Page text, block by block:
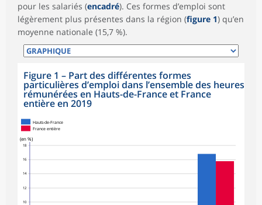
pour les salariés (encadré). Ces formes d’emploi sont
légèrement plus présentes dans la région (figure 1) qu’en
moyenne nationale (15,7 %).
Figure 1 – Part des différentes formes
particulières d’emploi dans l’ensemble des heures
rémunérées en Hauts-de-France et France
entière en 2019
10
12
14
16
18
(en %)
Hauts-de-France
France entière